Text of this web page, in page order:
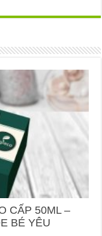
CẤP 50ML –
BÉ YÊU